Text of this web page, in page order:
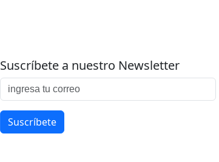
Suscríbete a nuestro Newsletter